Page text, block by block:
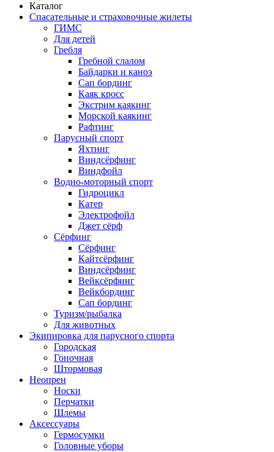
Каталог
Спасательные и страховочные жилеты
ГИМС
Для детей
Гребля
Гребной слалом
Байдарки и каноэ
Сап бординг
Каяк кросс
Экстрим каякинг
Морской каякинг
Рафтинг
Парусный спорт
Яхтинг
Виндсёрфинг
Виндфойл
Водно-моторный спорт
Гидроцикл
Катер
Электрофойл
Джет сёрф
Сёрфинг
Сёрфинг
Кайтсёрфинг
Виндсёрфинг
Вейксёрфинг
Вейкбординг
Сап бординг
Туризм/рыбалка
Для животных
Экипировка для парусного спорта
Городская
Гоночная
Штормовая
Неопрен
Носки
Перчатки
Шлемы
Аксессуары
Гермосумки
Головные уборы